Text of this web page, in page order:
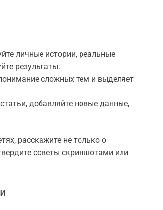
личные истории, реальные
результаты.
сложных тем и выделяет
добавляйте новые данные,
расскажите не только о
советы скриншотами или